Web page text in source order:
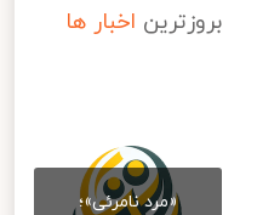
بروزترین اخبار ها
«مرد نامرئی»؛